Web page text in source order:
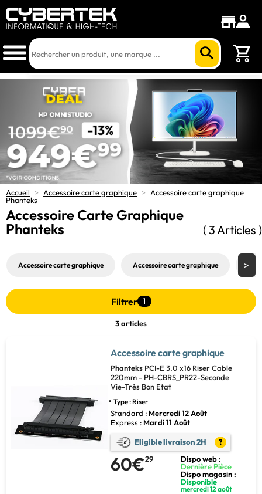
Accueil > Accessoire carte graphique >
Accessoire carte graphique
Phanteks
Accessoire Carte Graphique
Phanteks
( 3 Articles )
Accessoire carte graphique Accessoire carte graphique
Filtrer 1
3 articles
Accessoire carte graphique
Phanteks PCI-E 3.0 x16 Riser Cable
220mm - PH-CBRS_PR22-Seconde
Vie-Très Bon Etat
Type : Riser
Standard : Mercredi 12 Août
Express : Mardi 11 Août
Eligible livraison 2H ?
60€29
Dispo web :
Dernière Pièce
Dispo magasin :
Disponible
mercredi 12 août